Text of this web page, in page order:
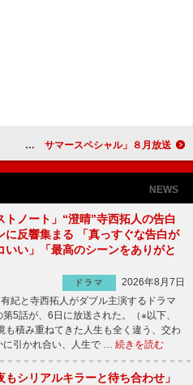
高嶋政宏、半ケツ状態で８０’ｓを熱く語る 「洋楽倶楽部８０’ｓ サマースペシャル」８月放送
NEWS
トノート」“澄晴”寺西拓人の告白
に反響集まる 「真っすぐな告白が
いい」「最高のシーンをありがと
ドラマ
2026年8月7日
紀と寺西拓人がダブル主演するドラマ
5話が、6日に放送された。（※以下、
積み重ねてきた人生も全く違う、交わ
引かれ合い、人生で … 続きを読む
もシリアルキラーと待ち合わせ」